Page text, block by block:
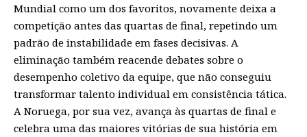
Mundial como um dos favoritos, novamente deixa a
competição antes das quartas de final, repetindo um
padrão de instabilidade em fases decisivas. A
eliminação também reacende debates sobre o
desempenho coletivo da equipe, que não conseguiu
transformar talento individual em consistência tática.
A Noruega, por sua vez, avança às quartas de final e
celebra uma das maiores vitórias de sua história em